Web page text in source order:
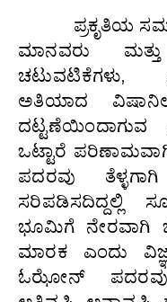
ಪ್ರಕೃತಿಯ
ಮಾನವರು
ಚಟುವಟಿಕೆಗಳು,
ಅತಿಯಾದ
ಒಟ್ಟಾರೆ
ಪದರವು ತೆಳ್ಳಗಾಗಿ
ಸರಿಪಡಿಸದಿದ್ದಲ್ಲಿ
ಭೂಮಿಗೆ ನೇರವಾಗಿ
ಮಾರಕ ಎಂದು
ಓಝೋನ್